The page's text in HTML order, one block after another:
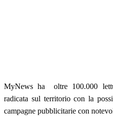
MyNews ha oltre 100.000
radicata sul territorio con la
campagne pubblicitarie con